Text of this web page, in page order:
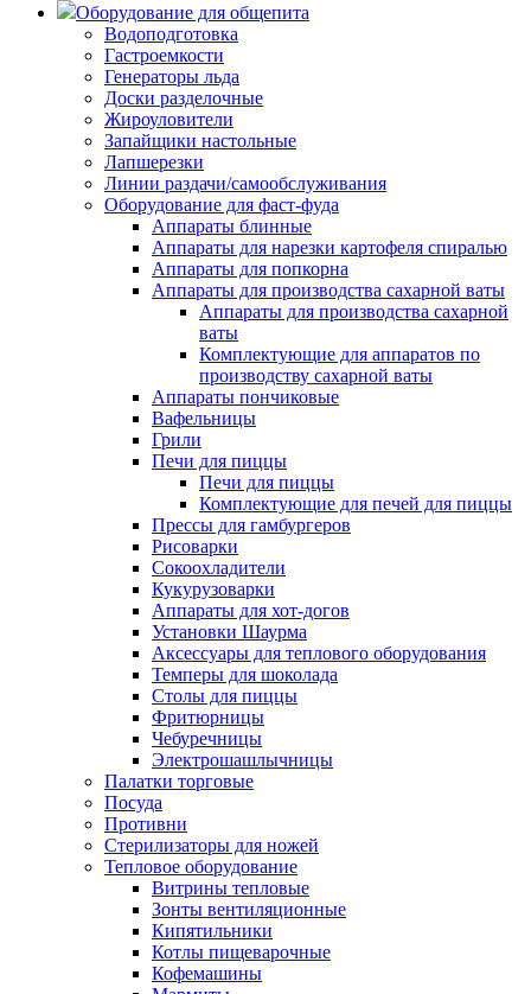
Оборудование для общепита
Водоподготовка
Гастроемкости
Генераторы льда
Доски разделочные
Жироуловители
Запайщики настольные
Лапшерезки
Линии раздачи/самообслуживания
Оборудование для фаст-фуда
Аппараты блинные
Аппараты для нарезки картофеля спиралью
Аппараты для попкорна
Аппараты для производства сахарной ваты
Аппараты для производства сахарной
ваты
Комплектующие для аппаратов по
производству сахарной ваты
Аппараты пончиковые
Вафельницы
Грили
Печи для пиццы
Печи для пиццы
Комплектующие для печей для пиццы
Прессы для гамбургеров
Рисоварки
Сокоохладители
Кукурузоварки
Аппараты для хот-догов
Установки Шаурма
Аксессуары для теплового оборудования
Темперы для шоколада
Столы для пиццы
Фритюрницы
Чебуречницы
Электрошашлычницы
Палатки торговые
Посуда
Противни
Стерилизаторы для ножей
Тепловое оборудование
Витрины тепловые
Зонты вентиляционные
Кипятильники
Котлы пищеварочные
Кофемашины